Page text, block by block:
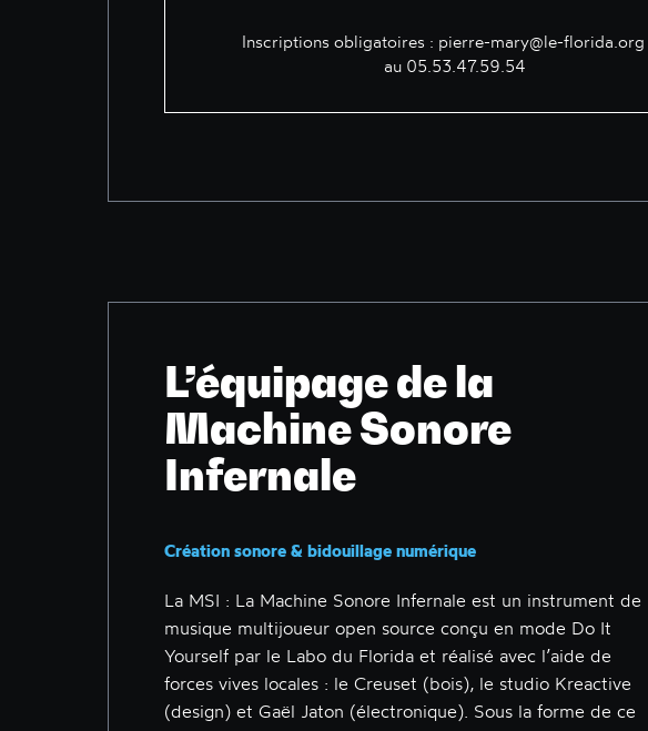
Inscriptions obligatoires : pierre-mary@le-florida.org
au 05.53.47.59.54
L’équipage de la
Machine Sonore
Infernale
Création sonore & bidouillage numérique
La MSI : La Machine Sonore Infernale est un instrument de
musique multijoueur open source conçu en mode Do It
Yourself par le Labo du Florida et réalisé avec l’aide de
forces vives locales : le Creuset (bois), le studio Kreactive
(design) et Gaël Jaton (électronique). Sous la forme de ce